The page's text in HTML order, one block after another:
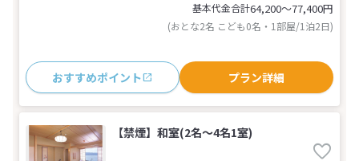
基本代金合計64,200〜77,400円
(おとな2名 こども0名・1部屋/1泊2日)
おすすめポイント プラン詳細
【禁煙】和室(2名～4名1室)